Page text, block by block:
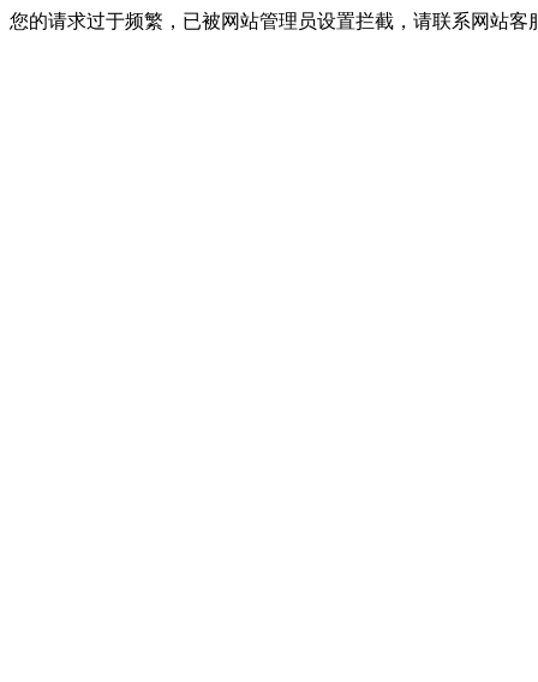
您的请求过于频繁，已被网站管理员设置拦截，请联系网站客